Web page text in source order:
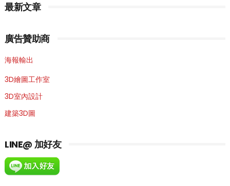
最新文章
廣告贊助商
海報輸出
3D繪圖工作室
3D室內設計
建築3D圖
LINE@ 加好友